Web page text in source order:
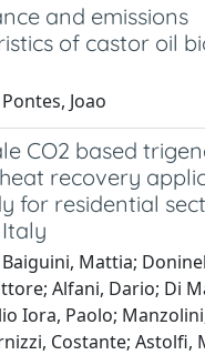
and emissions
of castor oil
Joao
CO2 based
recovery
for residential
Baiguini, Mattia;
Alfani, Dario; Di
Iora, Paolo;
Costante; Astolfi,